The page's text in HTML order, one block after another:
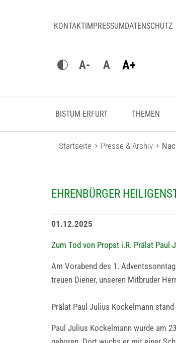
KONTAKTIMPRESSUMDATENSCHUTZ
A- A A+
BISTUM ERFURT THEMEN
Startseite Presse & Archiv
EHRENBÜRGER
01.12.2025
Zum Tod von Propst i.R. Prälat Paul
Am Vorabend des 1.
treuen Diener, unseren Mitbruder
Prälat Paul Julius Kockelmann
Paul Julius Kockelmann wurde am